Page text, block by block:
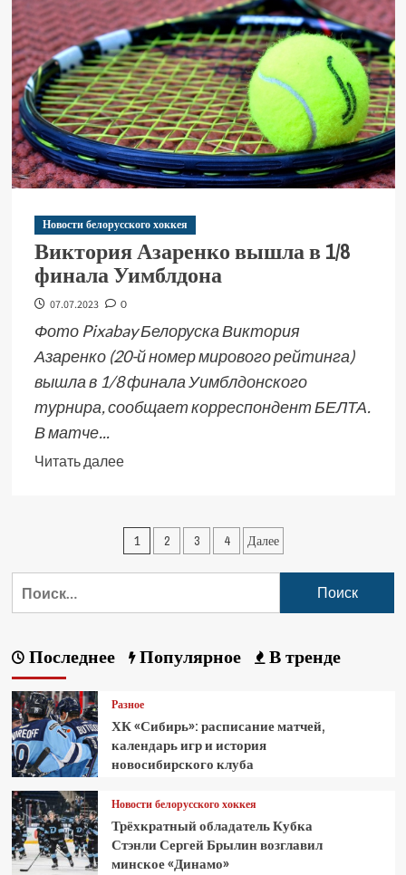
Новости белорусского хоккея
Виктория Азаренко вышла в 1/8
финала Уимблдона
07.07.2023 0
Фото Pixabay Белоруска Виктория
Азаренко (20-й номер мирового рейтинга)
вышла в 1/8 финала Уимблдонского
турнира, сообщает корреспондент БЕЛТА.
В матче...
Читать далее
1 2 3 4 Далее
Последнее Популярное В тренде
Разное
ХК «Сибирь»: расписание матчей,
календарь игр и история
новосибирского клуба
Новости белорусского хоккея
Трёхкратный обладатель Кубка
Стэнли Сергей Брылин возглавил
минское «Динамо»